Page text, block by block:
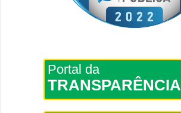
Portal da
TRANSPARÊNCIA